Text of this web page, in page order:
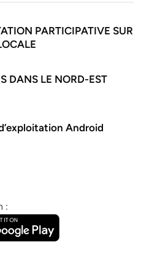
PARTICIPATIVE SUR
DANS LE NORD-EST
Android
: